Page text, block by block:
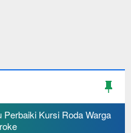
Perbaiki Kursi Roda Warga